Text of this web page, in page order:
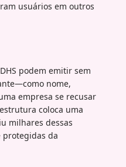
usuários em outros
podem emitir sem
nome,
empresa se recusar
coloca uma
milhares dessas
protegidas da